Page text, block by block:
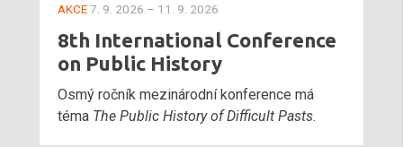
AKCE7. 9. 2026 – 11. 9. 2026
8th International Conference
on Public History
Osmý ročník mezinárodní konference má
téma The Public History of Difficult Pasts.